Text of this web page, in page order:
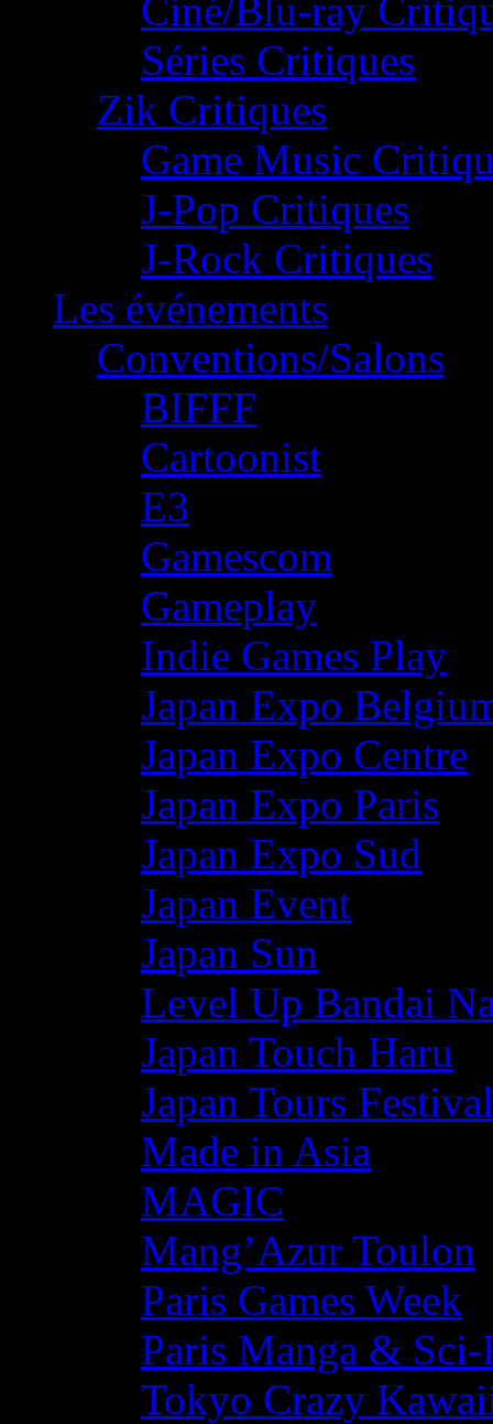
Ciné/Blu-ray
Séries Critiques
Zik Critiques
Game Music
J-Pop Critiques
J-Rock Critiques
Les événements
Conventions/Salons
BIFFF
Cartoonist
E3
Gamescom
Gameplay
Indie Games Play
Japan Expo
Japan Expo Centre
Japan Expo Paris
Japan Expo Sud
Japan Event
Japan Sun
Level Up Bandai
Japan Touch Haru
Japan Tours Festival
Made in Asia
MAGIC
Mang’Azur Toulon
Paris Games Week
Paris Manga &
Tokyo Crazy